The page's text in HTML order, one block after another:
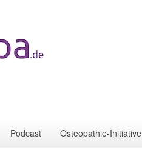
Podcast Osteopathie-Initiative